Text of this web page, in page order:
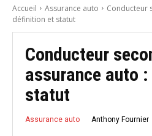
Accueil Assurance auto
Conducteur
définition et statut
Conducteur
assurance auto
statut
Assurance auto Anthony Fournier